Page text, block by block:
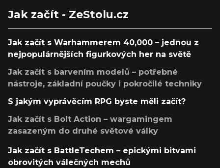
Jak začít - ZeStolu.cz
Jak začít s Warhammerem 40,000 – jednou z
nejpopulárnějších figurkových her na světě
Jak začít s barvením modelů – potřebné
nástroje, základní poučky i pokročilé techniky
S jakým vyprávěcím RPG byste měli začít?
Jak začít s Bolt Action – wargamingem
zasazeným do druhé světové války
Jak začít s BattleTechem – epickými bitvami
obrovitých válečných mechů